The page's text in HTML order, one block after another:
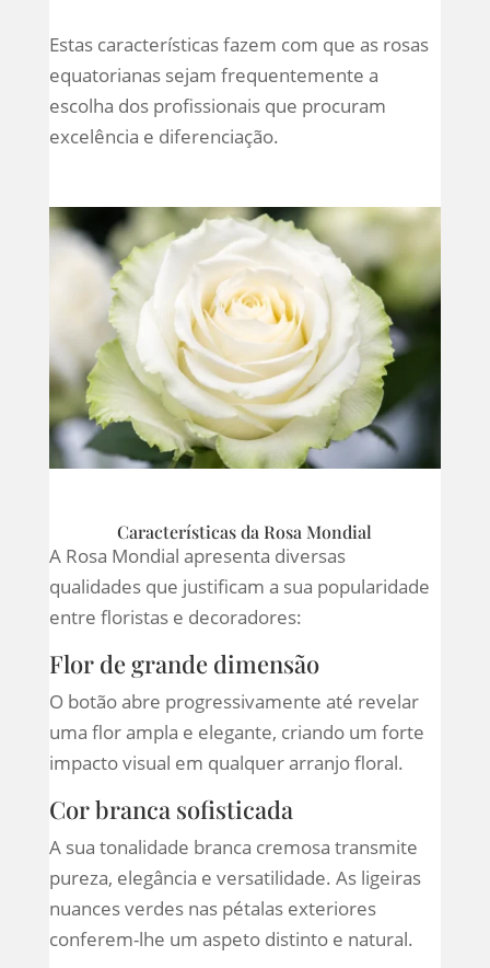
Estas características fazem com que as rosas
equatorianas sejam frequentemente a
escolha dos profissionais que procuram
excelência e diferenciação.
Características da Rosa Mondial
A Rosa Mondial apresenta diversas
qualidades que justificam a sua popularidade
entre floristas e decoradores:
Flor de grande dimensão
O botão abre progressivamente até revelar
uma flor ampla e elegante, criando um forte
impacto visual em qualquer arranjo floral.
Cor branca sofisticada
A sua tonalidade branca cremosa transmite
pureza, elegância e versatilidade. As ligeiras
nuances verdes nas pétalas exteriores
conferem-lhe um aspeto distinto e natural.